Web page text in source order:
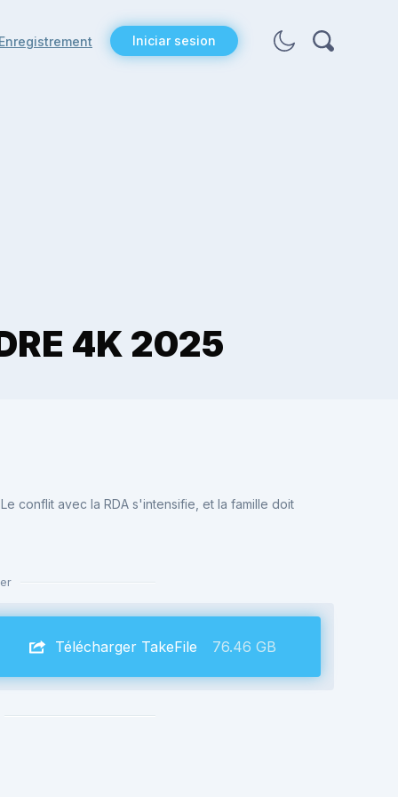
Enregistrement Iniciar sesion
4K 2025
conflit avec la RDA s'intensifie, et la famille doit
Télécharger TakeFile 76.46 GB